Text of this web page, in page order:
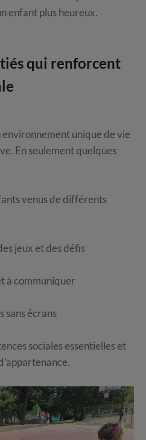
enfant plus heureux.
qui renforcent
environnement unique de vie
En seulement quelques
venus de différents
jeux et des défis
à communiquer
sans écrans
sociales essentielles et